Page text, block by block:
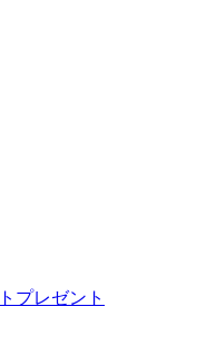
プレゼント